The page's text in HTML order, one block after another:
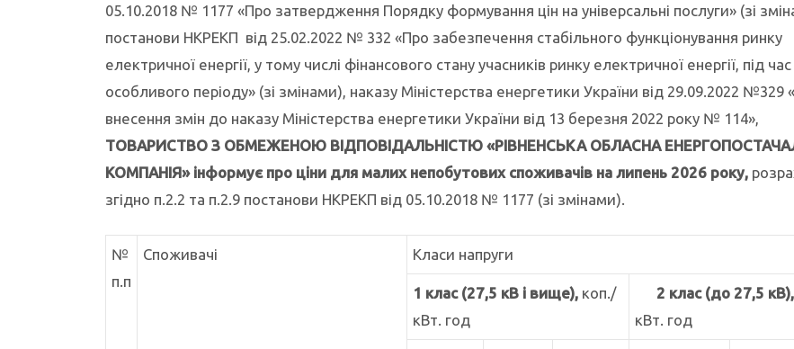
05.10.2018 № 1177 «Про затвердження Порядку формування цін на універсальні послуги» (зі
постанови НКРЕКП від 25.02.2022 № 332 «Про забезпечення стабільного функціонування ринку
електричної енергії, у тому числі фінансового стану учасників ринку електричної енергії, під час
особливого періоду» (зі змінами), наказу Міністерства енергетики України від 29.09.2022 №329
внесення змін до наказу Міністерства енергетики України від 13 березня 2022 року № 114»,
ТОВАРИСТВО З ОБМЕЖЕНОЮ ВІДПОВІДАЛЬНІСТЮ «РІВНЕНСЬКА ОБЛАСНА
КОМПАНІЯ» інформує про ціни для малих непобутових споживачів на липень 2026 року,
згідно п.2.2 та п.2.9 постанови НКРЕКП від 05.10.2018 № 1177 (зі змінами).
№
п.п
Споживачі Класи напруги
1 клас (27,5 кВ і вище), коп./
кВт. год
2 клас (до 27,5 кВ),
кВт. год